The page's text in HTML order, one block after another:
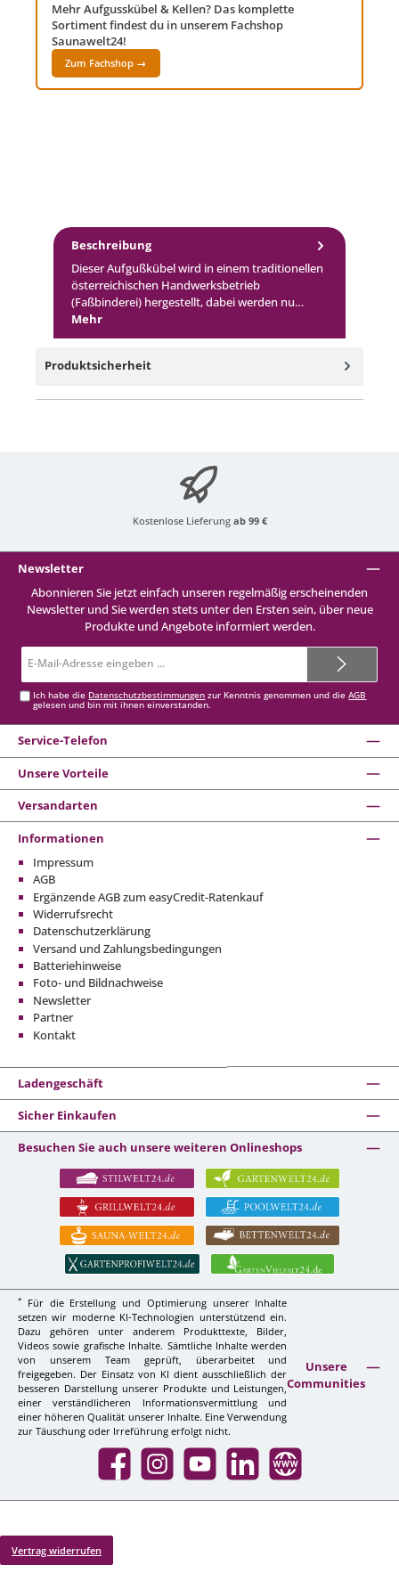
Mehr Aufgusskübel & Kellen? Das komplette
Sortiment findest du in unserem Fachshop
Saunawelt24!
Zum Fachshop →
Beschreibung
Dieser Aufgußkübel wird in einem traditionellen
österreichischen Handwerksbetrieb
(Faßbinderei) hergestellt, dabei werden nu…
Mehr
Produktsicherheit
Kostenlose Lieferung ab 99 €
Newsletter
Abonnieren Sie jetzt einfach unseren regelmäßig erscheinenden
Newsletter und Sie werden stets unter den Ersten sein, über neue
Produkte und Angebote informiert werden.
Mail-
Ich habe die Datenschutzbestimmungen zur Kenntnis genommen und dieAGB
gelesen und bin mit ihnen einverstanden.
Service-Telefon
Unsere Vorteile
Versandarten
Informationen
Impressum
AGB
Ergänzende AGB zum easyCredit-Ratenkauf
Widerrufsrecht
Datenschutzerklärung
Versand und Zahlungsbedingungen
Batteriehinweise
Foto- und Bildnachweise
Newsletter
Partner
Kontakt
Ladengeschäft
Sicher Einkaufen
Besuchen Sie auch unsere weiteren Onlineshops
*
Für die Erstellung und Optimierung unserer Inhalte
setzen wir moderne KI-Technologien unterstützend ein.
Dazu gehören unter anderem Produkttexte, Bilder,
Videos sowie grafische Inhalte. Sämtliche Inhalte werden
von unserem Team geprüft, überarbeitet und
freigegeben. Der Einsatz von KI dient ausschließlich der
besseren Darstellung unserer Produkte und Leistungen,
einer verständlicheren Informationsvermittlung und
einer höheren Qualität unserer Inhalte. Eine Verwendung
zur Täuschung oder Irreführung erfolgt nicht.
Unsere
Communities
Facebook InstagramYouTube LinkedIn Website
Vertrag widerrufen